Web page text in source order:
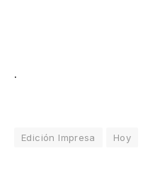
.
Edición Impresa Hoy